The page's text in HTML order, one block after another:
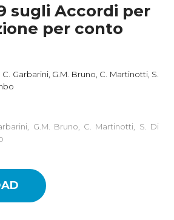
sugli Accordi per
per conto
Garbarini, G.M. Bruno, C. Martinotti, S.
G.M. Bruno, C. Martinotti, S. Di